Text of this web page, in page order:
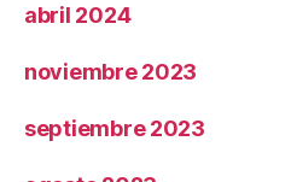
abril 2024
noviembre 2023
septiembre 2023